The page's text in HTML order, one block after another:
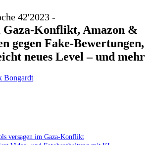
42'2023 -
Konflikt, Amazon &
gegen Fake-Bewertungen,
neues Level – und mehr
Bongardt
versagen im Gaza-Konflikt